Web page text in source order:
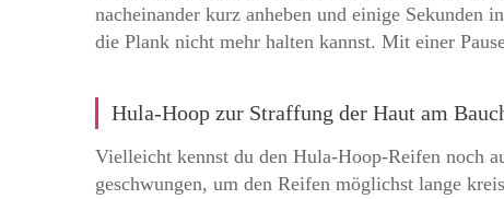
nacheinander kurz anheben und einige
die Plank nicht mehr halten kannst. Mit einer
Hula-Hoop zur Straffung der Haut am
Vielleicht kennst du den Hula-Hoop-Reifen noch
geschwungen, um den Reifen möglichst lange